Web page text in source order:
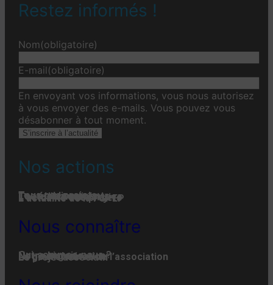
Restez informés !
Nom(obligatoire)
E-mail(obligatoire)
En envoyant vos informations, vous nous autorisez
à vous envoyer des e-mails. Vous pouvez vous
désabonner à tout moment.
S’inscrire à l’actualité
Nos actions
Tous nos projets
Les établissements
Toute l’actualité
L'actualité associative
L’actualité des projets
L’actualité de la FGPEP
Nous connaître
Qui-sommes-nous ?
Notre histoire
Notre organisation
La gouvernance de l’association
Le projet associatif